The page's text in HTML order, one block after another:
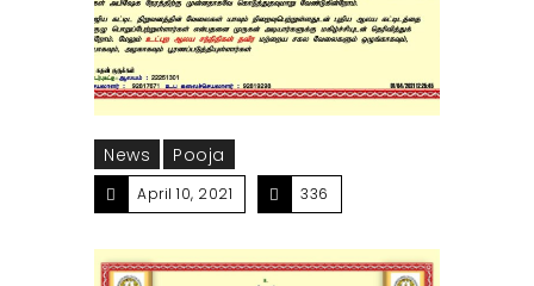
News Pooja
April 10, 2021 336